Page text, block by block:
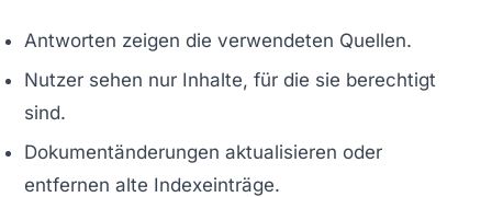
Antworten zeigen die verwendeten Quellen.
Nutzer sehen nur Inhalte, für die sie berechtigt
sind.
Dokumentänderungen aktualisieren oder
entfernen alte Indexeinträge.